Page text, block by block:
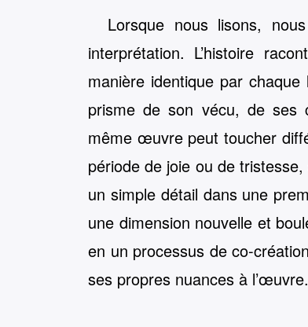
Lorsque nous lisons,
interprétation. L’histoire
manière identique par
prisme de son vécu, de ses
même œuvre peut toucher
période de joie ou de
un simple détail dans une
une dimension nouvelle et
en un processus de co-
ses propres nuances à l’œuvre.